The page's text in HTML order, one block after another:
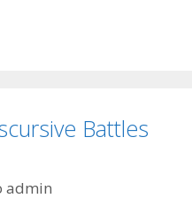
Battles
admin